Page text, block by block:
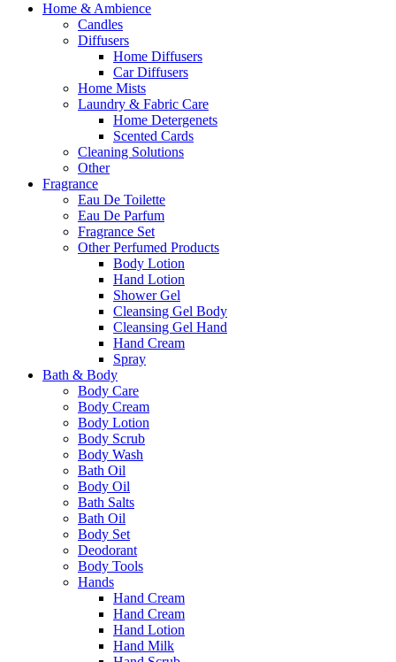
Home & Ambience
Candles
Diffusers
Home Diffusers
Car Diffusers
Home Mists
Laundry & Fabric Care
Home Detergenets
Scented Cards
Cleaning Solutions
Other
Fragrance
Eau De Toilette
Eau De Parfum
Fragrance Set
Other Perfumed Products
Body Lotion
Hand Lotion
Shower Gel
Cleansing Gel Body
Cleansing Gel Hand
Hand Cream
Spray
Bath & Body
Body Care
Body Cream
Body Lotion
Body Scrub
Body Wash
Bath Oil
Body Oil
Bath Salts
Bath Oil
Body Set
Deodorant
Body Tools
Hands
Hand Cream
Hand Cream
Hand Lotion
Hand Milk